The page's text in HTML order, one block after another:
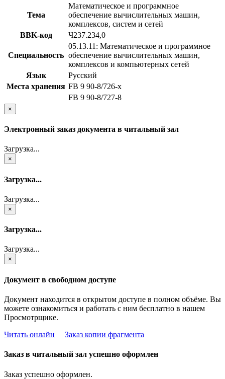
Тема
Математическое и программное
обеспечение вычислительных машин,
комплексов, систем и сетей
BBK-код
Ч237.234,0
Специальность
05.13.11: Математическое и программное
обеспечение вычислительных машин,
комплексов и компьютерных сетей
Язык
Русский
Места хранения FB 9 90-8/726-x
FB 9 90-8/727-8
×
Электронный заказ документа в читальный зал
Загрузка...
×
Загрузка...
Загрузка...
×
Загрузка...
Загрузка...
×
Документ в свободном доступе
Документ находится в открытом доступе в полном объёме. Вы
можете ознакомиться и работать с ним бесплатно в нашем
Просмотрщике.
Читать онлайн
Заказ копии фрагмента
Заказ в читальный зал успешно оформлен
Заказ успешно оформлен.